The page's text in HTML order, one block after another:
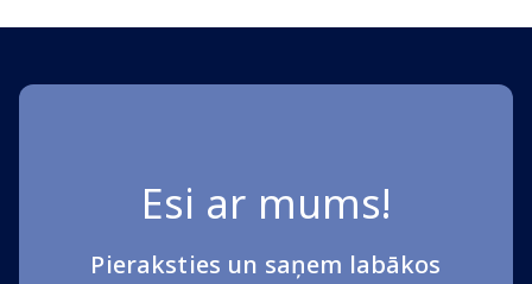
Esi ar mums!
Pieraksties un saņem labākos